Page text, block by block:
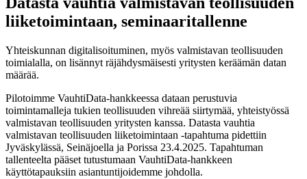
liiketoimintaan, seminaaritallenne
Yhteiskunnan digitalisoituminen, myös valmistavan teollisuuden
toimialalla, on lisännyt räjähdysmäisesti yritysten keräämän datan
määrää.
Pilotoimme VauhtiData-hankkeessa dataan perustuvia
toimintamalleja tukien teollisuuden vihreää siirtymää, yhteistyössä
valmistavan teollisuuden yritysten kanssa. Datasta vauhtia
valmistavan teollisuuden liiketoimintaan -tapahtuma pidettiin
Jyväskylässä, Seinäjoella ja Porissa 23.4.2025. Tapahtuman
tallenteelta pääset tutustumaan VauhtiData-hankkeen
käyttötapauksiin asiantuntijoidemme johdolla.